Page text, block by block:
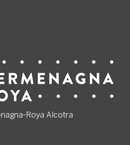
Roya Alcotra